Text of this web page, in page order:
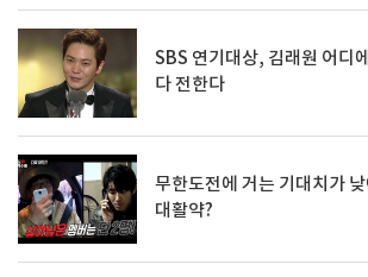
SBS 연기대상, 김래원 어디
다 전한다
무한도전에 거는 기대치가
대활약?